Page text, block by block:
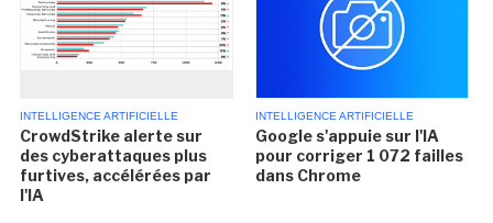
INTELLIGENCE ARTIFICIELLE
CrowdStrike alerte sur
des cyberattaques plus
furtives, accélérées par
l'IA
INTELLIGENCE ARTIFICIELLE
Google s'appuie sur l'IA
pour corriger 1 072 failles
dans Chrome